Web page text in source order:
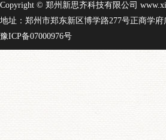
Copyright © 郑州新思齐科技有限公司
地址：郑州市郑东新区博学路277号正商学
豫ICP备07000976号